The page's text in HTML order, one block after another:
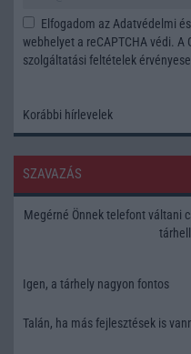
Elfogadom az Adatvédelmi
webhelyet a reCAPTCHA védi. A
szolgáltatási feltételek
Korábbi hírlevelek
SZAVAZÁS
Megérné Önnek telefont váltani
Igen, a tárhely nagyon fontos
Talán, ha más fejlesztések is